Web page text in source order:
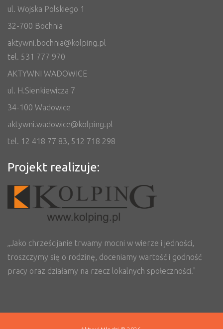
ul. Wojska Polskiego 1
32-700 Bochnia
aktywni.bochnia@kolping.pl
tel. 531 777 970
AKTYWNI WADOWICE
ul. H.Sienkiewicza 7
34-100 Wadowice
aktywni.wadowice@kolping.pl
tel. 12 418 77 83, 512 718 298
Projekt realizuje:
„Jako chrześcijanie trwamy mocni w wierze i jedności,
troszczymy się o rodzinę, doceniamy wartość i godność
pracy oraz działamy na rzecz lokalnych społeczności."